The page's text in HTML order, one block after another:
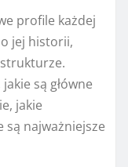
profile każdej
jej historii,
są główne
jakie
są najważniejsze